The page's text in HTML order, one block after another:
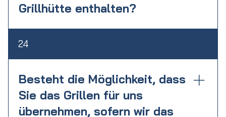
Grillhütte enthalten?
Folgende Leistungen / Equipment sind in
der Miete der Grillhütte enthalten: -
Grillhütte, inkl. Kühlschrank - Grill inkl.
Gas. - Grillzange, Teller, Besteck -
Biertischgarnituren (8 Stück) -
Reservierung unter der festen
Überdachung (40-45 Personen) - Platz auf
24
Besteht die Möglichkeit, dass
Sie das Grillen für uns
übernehmen, sofern wir das